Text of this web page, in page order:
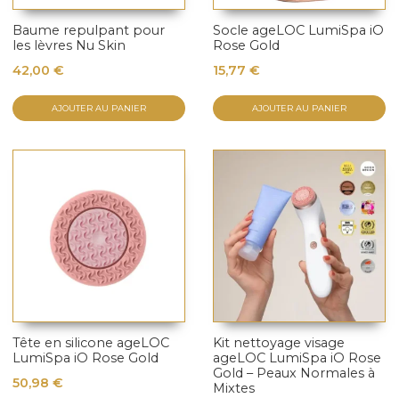
Baume repulpant pour
les lèvres Nu Skin
42,00€
AJOUTER AU PANIER
Socle ageLOC LumiSpa iO
Rose Gold
15,77 €
AJOUTER AU PANIER
Tête en silicone ageLOC
LumiSpa iO Rose Gold
50,98€
Kit nettoyage visage
ageLOC LumiSpa iO Rose
Gold – Peaux Normales à
Mixtes